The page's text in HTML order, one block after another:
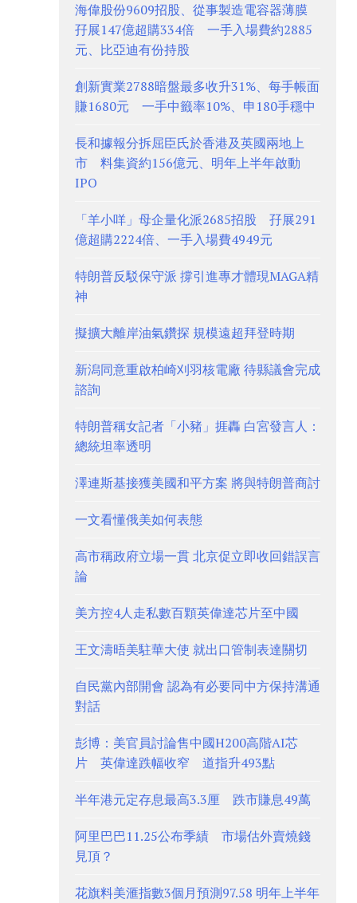
海偉股份9609招股、從事製造電容器薄膜
孖展147億超購334倍 一手入場費約2885
元、比亞迪有份持股
創新實業2788暗盤最多收升31%、每手帳面
賺1680元 一手中籤率10%、申180手穩中
長和據報分拆屈臣氏於香港及英國兩地上
市 料集資約156億元、明年上半年啟動
IPO
「羊小咩」母企量化派2685招股 孖展291
億超購2224倍、一手入場費4949元
特朗普反駁保守派 撐引進專才體現MAGA精
神
擬擴大離岸油氣鑽探 規模遠超拜登時期
新潟同意重啟柏崎刈羽核電廠 待縣議會完成
諮詢
特朗普稱女記者「小豬」捱轟 白宮發言人：
總統坦率透明
澤連斯基接獲美國和平方案 將與特朗普商討
一文看懂俄美如何表態
高市稱政府立場一貫 北京促立即收回錯誤言
論
美方控4人走私數百顆英偉達芯片至中國
王文濤晤美駐華大使 就出口管制表達關切
自民黨內部開會 認為有必要同中方保持溝通
對話
彭博：美官員討論售中國H200高階AI芯
片 英偉達跌幅收窄 道指升493點
半年港元定存息最高3.3厘 跌市賺息49萬
阿里巴巴11.25公布季績 市場估外賣燒錢
見頂？
花旗料美滙指數3個月預測97.58 明年上半年